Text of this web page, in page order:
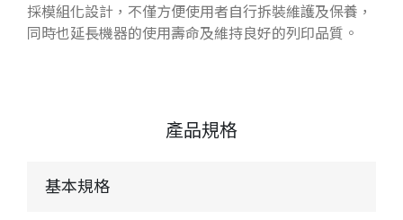
採模組化設計，不僅方便使用者自行拆裝維護及保養，
同時也延長機器的使用壽命及維持良好的列印品質。
產品規格
基本規格